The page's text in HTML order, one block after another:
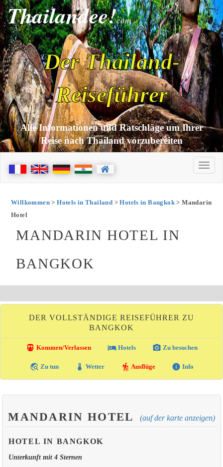
Thailandee!com
Der Thailand-
Reiseführer
Alle Informationen und Ratschläge um Ihrer
Reise nach Thailand vorzubereiten
Willkommen>Hotels in Thailand >Hotels in Bangkok > Mandarin
Hotel
MANDARIN HOTEL IN
BANGKOK
DER VOLLSTÄNDIGE REISEFÜHRER ZU
BANGKOK
directions_transit Kommen/Verlassen local_hotelHotels photo_camera Zu besuchen
travel_explore Zu tun thermostat Wetter hiking Ausflüge info Info
MANDARIN HOTEL (auf der karte anzeigen)
HOTEL IN BANGKOK
Unterkunft mit 4 Sternen